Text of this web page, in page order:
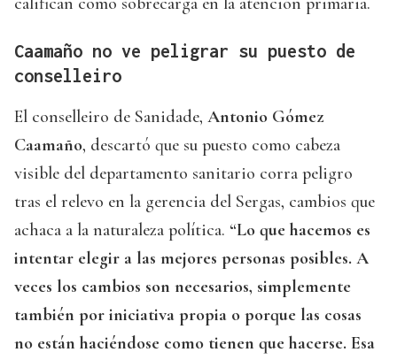
Caamaño no ve peligrar su puesto de
conselleiro
El conselleiro de Sanidade, Antonio Gómez
Caamaño, descartó que su puesto como cabeza
visible del departamento sanitario corra peligro
tras el relevo en la gerencia del Sergas, cambios que
achaca a la naturaleza política. “Lo que hacemos es
intentar elegir a las mejores personas posibles. A
veces los cambios son necesarios, simplemente
también por iniciativa propia o porque las cosas
no están haciéndose como tienen que hacerse. Esa